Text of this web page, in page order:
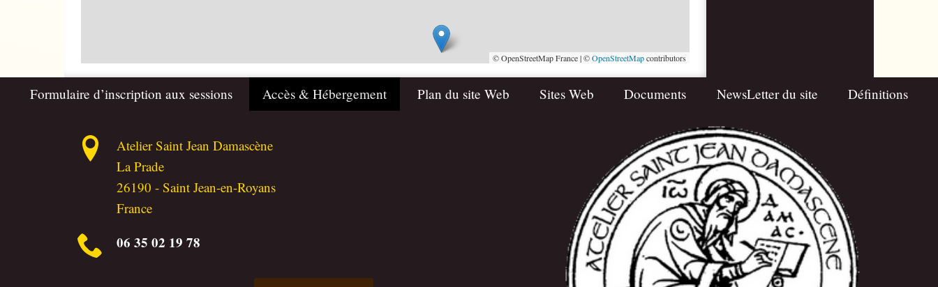
© OpenStreetMap France | ©OpenStreetMapcontributors
Formulaire d’inscription aux sessions Accès & Hébergement Plan du site Web Sites Web Documents NewsLetter du site Définitions
Atelier Saint Jean Damascène
La Prade
26190 -Saint Jean-en-Royans
France
06 35 02 19 78